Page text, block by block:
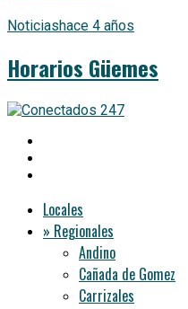
Noticiashace 4 años
Horarios Güemes
Locales
» Regionales
Andino
Cañada de Gomez
Carrizales